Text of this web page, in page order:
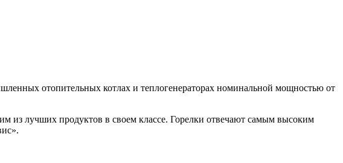
отопительных котлах и теплогенераторах номинальной мощностью от
лучших продуктов в своем классе. Горелки отвечают самым высоким